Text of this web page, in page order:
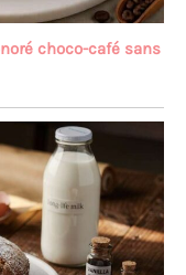
choco-café sans